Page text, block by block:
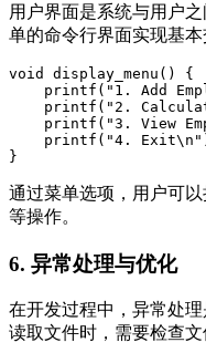
用户界面是系统与用户
单的命令行界面实现基本
void display_menu() {
printf("1. Add
printf("2.
printf("3. View
printf("4.
通过菜单选项，用户可
等操作。
6. 异常处理与优化
在开发过程中，异常处
读取文件时，需要检查文